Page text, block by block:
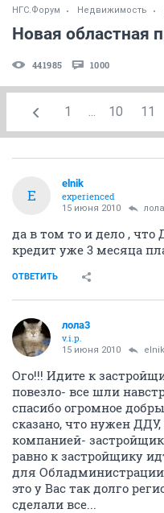
НГС.Форум Недвижимость
Новая областная
441985 1000
1 ... 10 11
E
elnik
experienced
15 июня 2010
да в том то и дело ,
кредит уже 3 месяца
ОТВЕТИТЬ
лола3
v.i.p.
15 июня 2010 elnik
Ого!!! Идите к
повезло- все шли
спасибо огромное
сказано, что нужен
компанией-
равно к застройщику
для
это у Вас так долго
сделали все...